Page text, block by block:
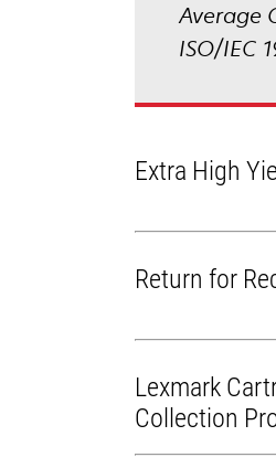
Average
ISO/IEC
Extra High
Return for
Lexmark
Collection